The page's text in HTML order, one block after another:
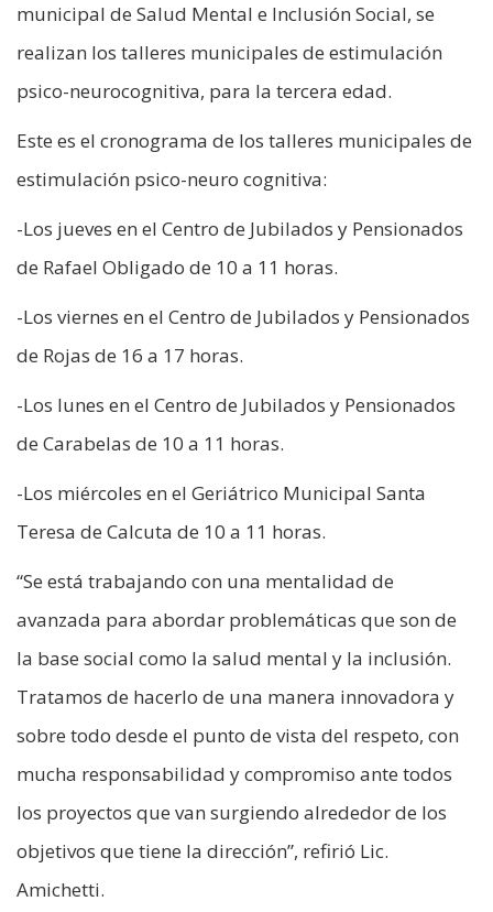
municipal de Salud Mental e Inclusión Social, se
realizan los talleres municipales de estimulación
psico-neurocognitiva, para la tercera edad.
Este es el cronograma de los talleres municipales de
estimulación psico-neuro cognitiva:
-Los jueves en el Centro de Jubilados y Pensionados
de Rafael Obligado de 10 a 11 horas.
-Los viernes en el Centro de Jubilados y Pensionados
de Rojas de 16 a 17 horas.
-Los lunes en el Centro de Jubilados y Pensionados
de Carabelas de 10 a 11 horas.
-Los miércoles en el Geriátrico Municipal Santa
Teresa de Calcuta de 10 a 11 horas.
“Se está trabajando con una mentalidad de
avanzada para abordar problemáticas que son de
la base social como la salud mental y la inclusión.
Tratamos de hacerlo de una manera innovadora y
sobre todo desde el punto de vista del respeto, con
mucha responsabilidad y compromiso ante todos
los proyectos que van surgiendo alrededor de los
objetivos que tiene la dirección”, refirió Lic.
Amichetti.